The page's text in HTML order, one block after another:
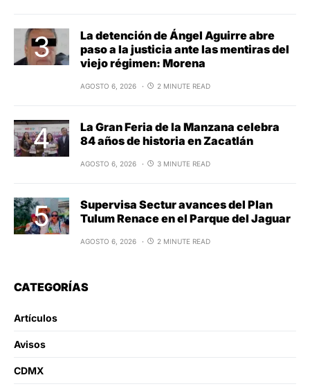
La detención de Ángel Aguirre abre
paso a la justicia ante las mentiras del
viejo régimen: Morena
AGOSTO 6, 2026 2 MINUTE READ
La Gran Feria de la Manzana celebra
84 años de historia en Zacatlán
AGOSTO 6, 2026 3 MINUTE READ
Supervisa Sectur avances del Plan
Tulum Renace en el Parque del Jaguar
AGOSTO 6, 2026 2 MINUTE READ
CATEGORÍAS
Artículos
Avisos
CDMX